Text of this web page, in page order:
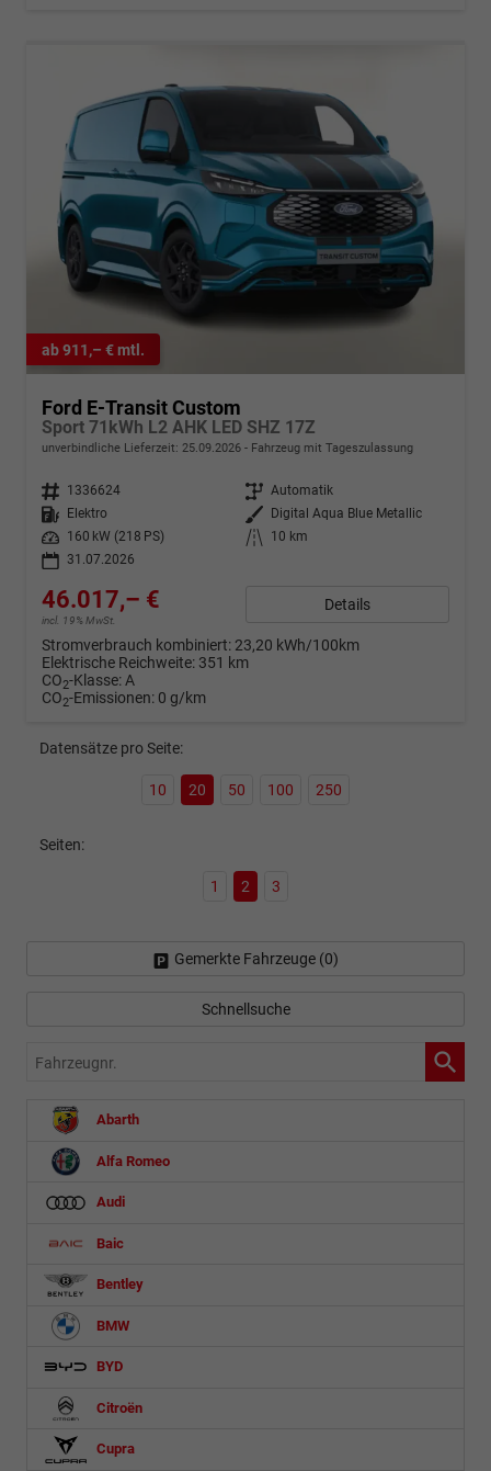
ab 911,– € mtl.
Ford E-Transit Custom
Sport 71kWh L2 AHK LED SHZ 17Z
unverbindliche Lieferzeit: 25.09.2026 Fahrzeug mit Tageszulassung
Fahrzeugnr. 1336624 Getriebe Automatik
Kraftstoff
Elektro Außenfarbe
Digital Aqua Blue Metallic
Leistung
160 kW (218 PS) Kilometerstand
10 km
31.07.2026
46.017,– €
incl. 19% MwSt.
Details
Stromverbrauch kombiniert: 23,20 kWh/100km
Elektrische Reichweite: 351 km
CO2-Klasse:A
CO2-Emissionen: 0 g/km
Datensätze pro Seite:
10 20 50 100 250
Seiten:
1 2 3
Gemerkte Fahrzeuge (0)
Schnellsuche
Fahrzeugnr.
Abarth
Alfa Romeo
Audi
Baic
Bentley
BMW
BYD
Citroën
Cupra